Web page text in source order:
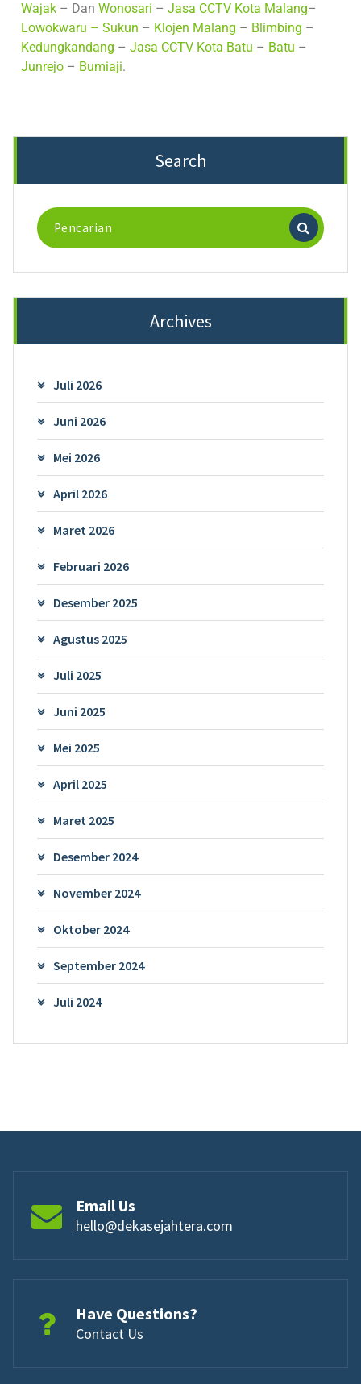
Wajak – Dan Wonosari – Jasa CCTV Kota Malang–
Lowokwaru – Sukun – Klojen Malang – Blimbing –
Kedungkandang – Jasa CCTV Kota Batu – Batu –
Junrejo – Bumiaji.
Search
Archives
Juli 2026
Juni 2026
Mei 2026
April 2026
Maret 2026
Februari 2026
Desember 2025
Agustus 2025
Juli 2025
Juni 2025
Mei 2025
April 2025
Maret 2025
Desember 2024
November 2024
Oktober 2024
September 2024
Juli 2024
Email Us
hello@dekasejahtera.com
Have Questions?
Contact Us